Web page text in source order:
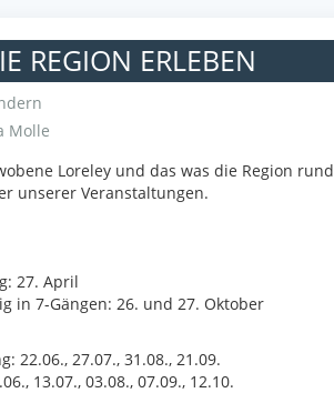
REGION ERLEBEN
Molle
Loreley und das was die Region rund
unserer Veranstaltungen.
27. April
in 7-Gängen: 26. und 27. Oktober
22.06., 27.07., 31.08., 21.09.
13.07., 03.08., 07.09., 12.10.